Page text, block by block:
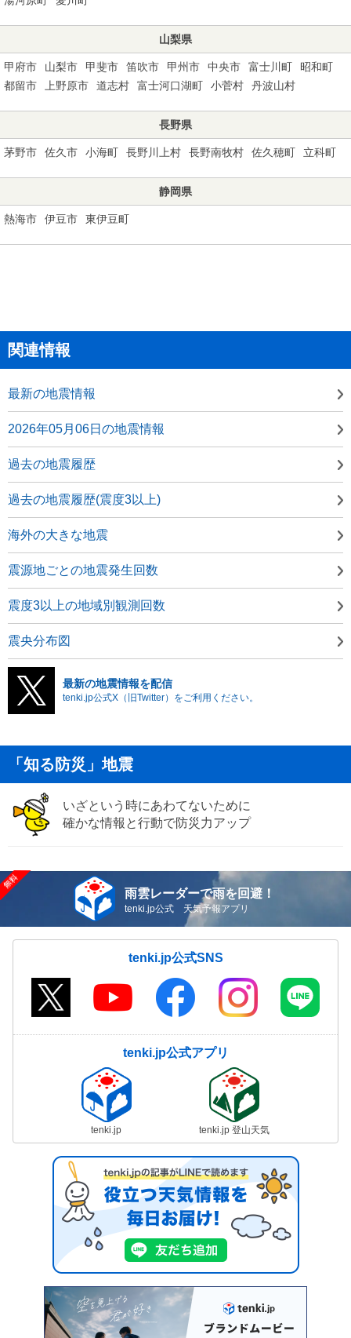
山梨県
甲府市 山梨市 甲斐市 笛吹市 甲州市 中央市 富士川町
昭和町
都留市
上野原市 道志村 富士河口湖町 小菅村 丹波山村
長野県
茅野市 佐久市 小海町 長野川上村 長野南牧村 佐久穂町 立科町
静岡県
熱海市 伊豆市 東伊豆町
関連情報
最新の地震情報
2026年05月06日の地震情報
過去の地震履歴
過去の地震履歴(震度3以上)
海外の大きな地震
震源地ごとの地震発生回数
震度3以上の地域別観測回数
震央分布図
最新の地震情報を配信
tenki.jp公式X（旧Twitter）をご利用ください。
「知る防災」地震
いざという時にあわてないために
確かな情報と行動で防災力アップ
雨雲レーダーで雨を回避！
tenki.jp公式 天気予報アプリ
tenki.jp公式SNS
tenki.jp公式アプリ
tenki.jp tenki.jp 登山天気